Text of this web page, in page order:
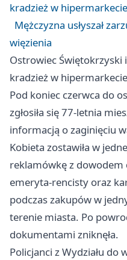
kradzież w hipermarkecie
Mężczyzna usłyszał
więzienia
Ostrowiec Świętokrzyski
kradzież w hipermarkecie
Pod koniec czerwca do
zgłosiła się 77-letnia
informacją o zaginięciu
Kobieta zostawiła w
reklamówkę z
emeryta-rencisty oraz
podczas zakupów w
terenie miasta. Po
dokumentami zniknęła.
Policjanci z Wydziału do